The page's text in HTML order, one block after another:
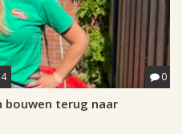
0
bouwen terug naar